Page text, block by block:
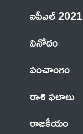
ఐపీఎల్ 2021
వినోదం
పంచాంగం
రాశి ఫలాలు
రాజకీయం